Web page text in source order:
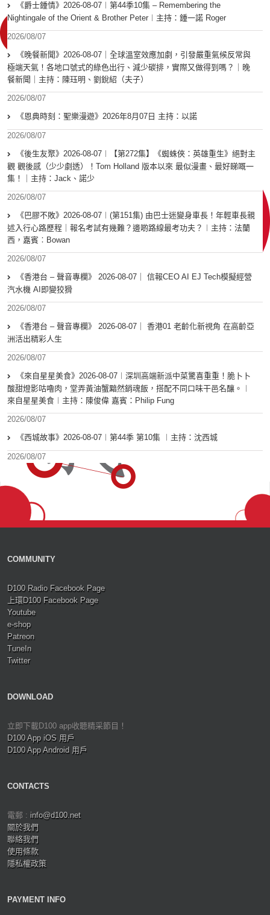
《爵士鍾情》2026-08-07︱第44季10集 – Remembering the
Nightingale of the Orient & Brother Peter︱主持：鍾一諾 Roger
2026/08/07
《晚餐新聞》2026-08-07｜全球溫室效應加劇，引發嚴重氣候反常與
極端天氣！各地口號式的綠色出行、減少碳排，實際又做得到嗎？｜晚
餐新聞｜主持：陳珏明、劉銳紹（夫子）
2026/08/07
《恩典時刻：聖樂漫遊》2026年8月07日 主持：以諾
2026/08/07
《後生友聚》2026-08-07︱【第272集】《蜘蛛俠：英雄重生》絕對主
觀 觀後感（少少劇透）！Tom Holland 版本以來 最似漫畫、最好睇嘅一
集！｜主持：Jack、諾少
2026/08/07
《巴膠不敗》2026-08-07︱(第151集) 由巴士迷變身車長！年輕車長親
述入行心路歷程｜報名考試有幾難？邊啲路線最考功夫？︱主持：法蘭
西，嘉賓︰Bowan
2026/08/07
《香港台 – 聲音專欄》 2026-08-07｜ 信報CEO AI EJ Tech模擬經營
汽水機 AI即變狡猾
2026/08/07
《香港台 – 聲音專欄》 2026-08-07｜ 香港01 老齡化新視角 在高齡亞
洲活出精彩人生
2026/08/07
《來自星星美食》2026-08-07︱深圳高端新派中菜驚喜重重！脆卜卜
酸甜燈影咕嚕肉，堂弄黃油蟹黯然銷魂飯，搭配不同口味干邑名釀。︱
來自星星美食︱主持：陳俊偉 嘉賓：Philip Fung
2026/08/07
《西城故事》2026-08-07︱第44季 第10集 ︱主持：沈西城
2026/08/07
COMMUNITY
D100 Radio Facebook Page
上環D100 Facebook Page
Youtube
e-shop
Patreon
TuneIn
Twitter
DOWNLOAD
立即下載D100 app收聽精采節目！
D100 App iOS 用戶
D100 App Android 用戶
CONTACTS
電郵 : info@d100.net
關於我們
聯絡我們
使用條款
隱私權政策
PAYMENT INFO